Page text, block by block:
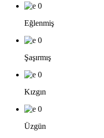
0
Eğlenmiş
0
Şaşırmış
0
Kızgın
0
Üzgün